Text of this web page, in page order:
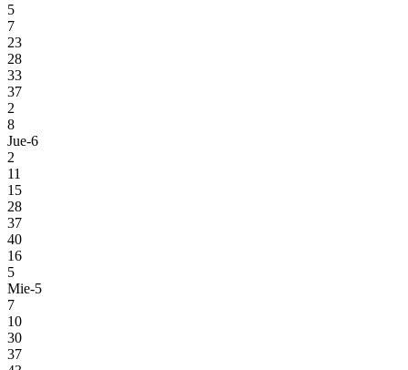
5
7
23
28
33
37
2
8
Jue-6
2
11
15
28
37
40
16
5
Mie-5
7
10
30
37